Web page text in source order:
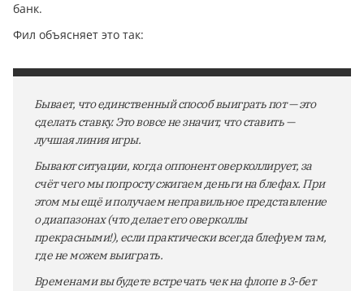
банк.
Фил объясняет это так:
Бывает, что единственный способ выиграть пот — это
сделать ставку. Это вовсе не значит, что ставить —
лучшая линия игры.
Бывают ситуации, когда оппонент оверколлирует, за
счёт чего мы попросту сжигаем деньги на блефах. При
этом мы ещё и получаем неправильное представление
о диапазонах (что делает его оверколлы
прекрасными!), если практически всегда блефуем там,
где не можем выиграть.
Временами вы будете встречать чек на флопе в 3-бет